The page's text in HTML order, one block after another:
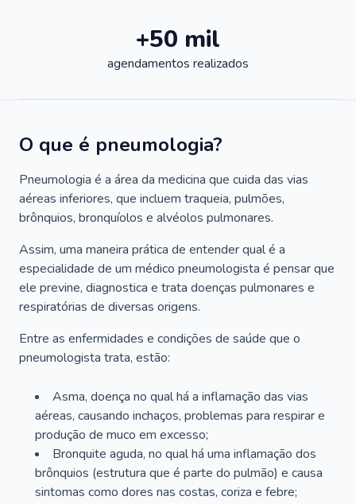
+50 mil
agendamentos realizados
O que é pneumologia?
Pneumologia é a área da medicina que cuida das vias
aéreas inferiores, que incluem traqueia, pulmões,
brônquios, bronquíolos e alvéolos pulmonares.
Assim, uma maneira prática de entender qual é a
especialidade de um médico pneumologista é pensar que
ele previne, diagnostica e trata doenças pulmonares e
respiratórias de diversas origens.
Entre as enfermidades e condições de saúde que o
pneumologista trata, estão:
Asma, doença no qual há a inflamação das vias
aéreas, causando inchaços, problemas para respirar e
produção de muco em excesso;
Bronquite aguda, no qual há uma inflamação dos
brônquios (estrutura que é parte do pulmão) e causa
sintomas como dores nas costas, coriza e febre;